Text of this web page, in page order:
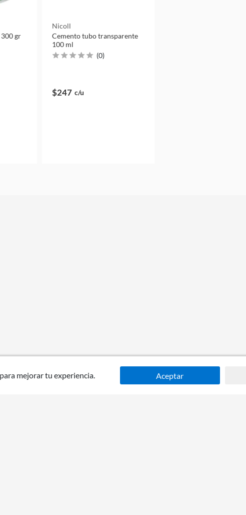
gr
Nicoll
Cemento tubo transparente
100 ml
(0)
$247 c/u
mejorar tu experiencia. Aceptar